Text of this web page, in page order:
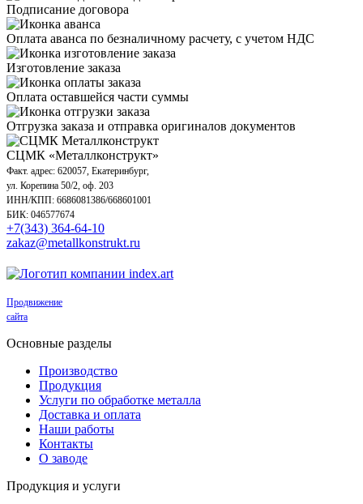
Подписание договора
Оплата аванса по безналичному расчету, с учетом НДС
Изготовление заказа
Оплата оставшейся части суммы
Отгрузка заказа и отправка оригиналов документов
СЦМК «Металлконструкт»
Факт. адрес: 620057, Екатеринбург,
ул. Корепина 50/2, оф. 203
ИНН/КПП: 6686081386/668601001
БИК: 046577674
+7(343) 364-64-10
zakaz@metallkonstrukt.ru
Продвижение
сайта
Основные разделы
Производство
Продукция
Услуги по обработке металла
Доставка и оплата
Наши работы
Контакты
О заводе
Продукция и услуги